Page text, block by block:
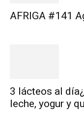
AFRIGA #141
3 lácteos al
leche, yogur y